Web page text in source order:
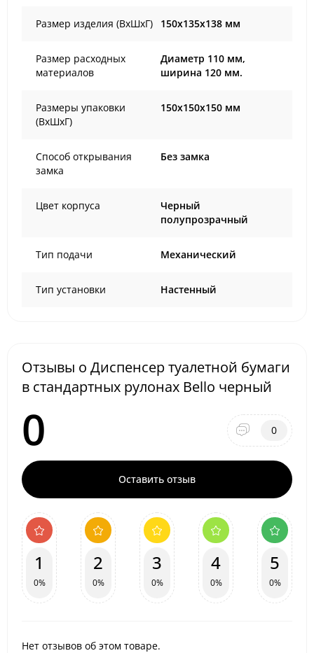
Размер изделия (ВхШхГ) 150x135x138 мм
Размер расходных
материалов
Диаметр 110 мм,
ширина 120 мм.
Размеры упаковки
(ВхШхГ)
150х150х150 мм
Способ открывания
замка
Без замка
Цвет корпуса
Черный
полупрозрачный
Тип подачи Механический
Тип установки Настенный
Отзывы о Диспенсер туалетной бумаги
в стандартных рулонах Bello черный
0 0
Оставить отзыв
1
0%
2
0%
3
0%
4
0%
5
0%
Нет отзывов об этом товаре.